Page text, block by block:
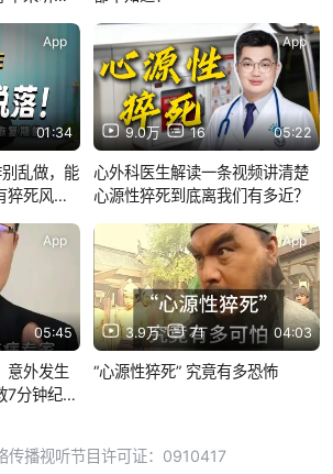
01:34
App
乱做，能
猝死风
9.0万 16 05:22
App
心外科医生解读一条视频讲清楚
心源性猝死到底离我们有多近？
05:45
App
意外发生
7分钟纪
3.9万 71 04:03
App
“心源性猝死” 究竟有多恐怖
传播视听节目许可证：0910417